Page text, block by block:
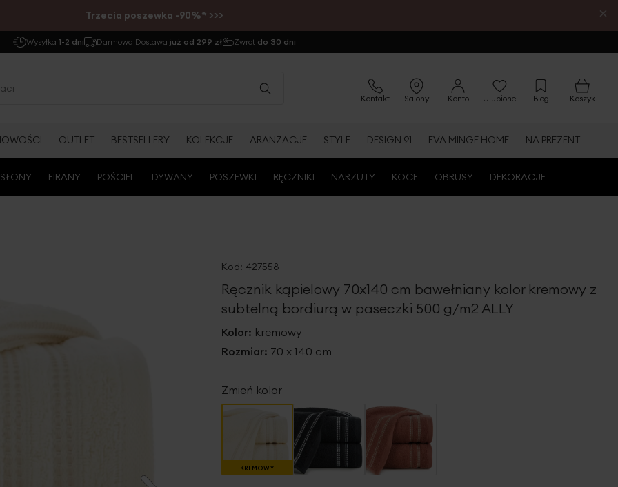
Trzecia poszewka -90%* >>> ×
Wysyłka 1-2 dni Darmowa Dostawa już od 299 zł Zwrot do 30 dni
Kontakt Salony Konto Ulubione Blog Koszyk
OUTLET BESTSELLERY KOLEKCJE ARANŻACJE STYLE DESIGN 91 EVA MINGE HOME NA PREZENT
FIRANY POŚCIEL DYWANY POSZEWKI RĘCZNIKI NARZUTY KOCE OBRUSY DEKORACJE
Kod: 427558
Ręcznik kąpielowy 70x140 cm bawełniany kolor kremowy z
subtelną bordiurą w paseczki 500 g/m2 ALLY
Kolor: kremowy
Rozmiar: 70 x 140 cm
Zmień kolor
KREMOWY